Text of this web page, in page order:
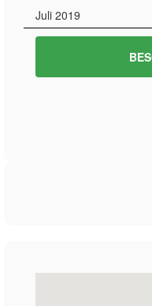
Juli 2019